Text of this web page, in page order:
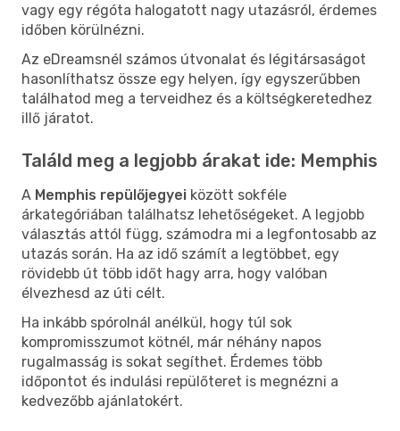
vagy egy régóta halogatott nagy utazásról, érdemes
időben körülnézni.
Az eDreamsnél számos útvonalat és légitársaságot
hasonlíthatsz össze egy helyen, így egyszerűbben
találhatod meg a terveidhez és a költségkeretedhez
illő járatot.
Találd meg a legjobb árakat ide: Memphis
A Memphis repülőjegyei között sokféle
árkategóriában találhatsz lehetőségeket. A legjobb
választás attól függ, számodra mi a legfontosabb az
utazás során. Ha az idő számít a legtöbbet, egy
rövidebb út több időt hagy arra, hogy valóban
élvezhesd az úti célt.
Ha inkább spórolnál anélkül, hogy túl sok
kompromisszumot kötnél, már néhány napos
rugalmasság is sokat segíthet. Érdemes több
időpontot és indulási repülőteret is megnézni a
kedvezőbb ajánlatokért.